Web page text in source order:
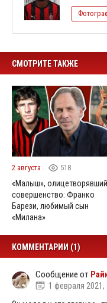
СМОТРИТЕ ТАКЖЕ
2 августа 518
«Малыш», олицетворявший
совершенство: Франко
Барези, любимый сын
«Милана»
КОММЕНТАРИИ (1)
Сообщение от
1 февраля 2021,